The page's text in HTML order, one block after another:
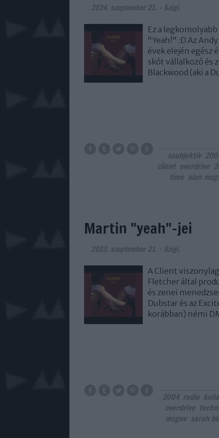
2024. szeptember 21. - Szigi.
Ez a
"Yeah!" :D Az
évek elején egész
skót vállalkozó és
Blackwood (aki a
szubjektív
client overdrive
time alan
Martin "yeah"-jei
2023. szeptember 21. - Szigi.
A Client
Fletcher által
és zenei
Dubstar és az
korábban) némi
2004 radio
overdrive
mcgee sarah